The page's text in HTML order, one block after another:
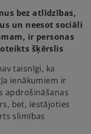
i
n
a
n
t
b
bez atlīdzības,
un neesot sociāli
ir personas
šķērslis
taisnīgi, ka
ienākumiem ir
apdrošināšanas
bet, iestājoties
slimības